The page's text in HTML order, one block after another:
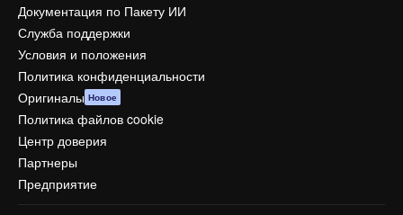
Документация по Пакету ИИ
Служба поддержки
Условия и положения
Политика конфиденциальности
Оригиналы Новое
Политика файлов cookie
Центр доверия
Партнеры
Предприятие